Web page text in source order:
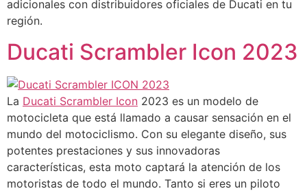
adicionales con distribuidores oficiales de Ducati en tu
región.
Ducati Scrambler Icon 2023
La Ducati Scrambler Icon 2023 es un modelo de
motocicleta que está llamado a causar sensación en el
mundo del motociclismo. Con su elegante diseño, sus
potentes prestaciones y sus innovadoras
características, esta moto captará la atención de los
motoristas de todo el mundo. Tanto si eres un piloto